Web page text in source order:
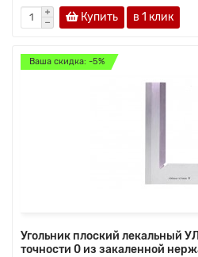
Купить в 1 клик
Ваша скидка: -5%
Угольник плоский лекальный
точности 0 из закаленной